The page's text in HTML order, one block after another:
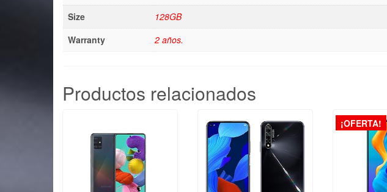
Size
128GB
Warranty
2 años.
Productos relacionados
¡OFERTA!